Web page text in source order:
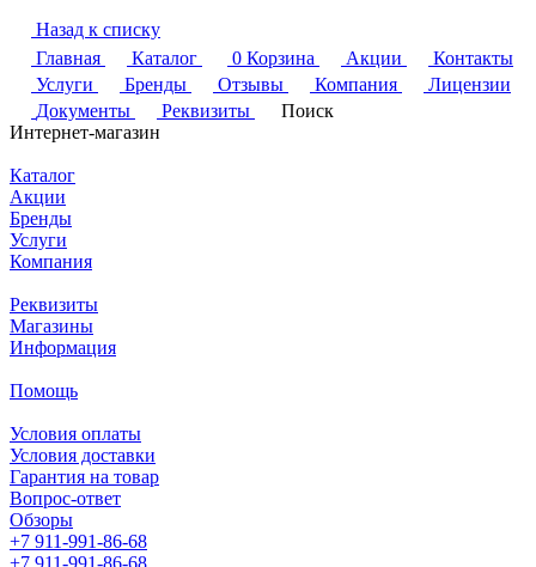
Назад к списку
Главная
Каталог 0 Корзина Акции
Контакты
Услуги
Бренды Отзывы Компания
Лицензии
Документы
Реквизиты
Поиск
Интернет-магазин
Каталог
Акции
Бренды
Услуги
Компания
Реквизиты
Магазины
Информация
Помощь
Условия оплаты
Условия доставки
Гарантия на товар
Вопрос-ответ
Обзоры
+7 911-991-86-68
+7 911-991-86-68